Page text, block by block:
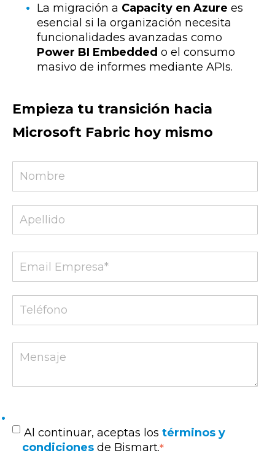
La migración a Capacity en Azure es
esencial si la organización necesita
funcionalidades avanzadas como
Power BI Embedded o el consumo
masivo de informes mediante APIs.
Empieza tu transición hacia
Microsoft Fabric hoy mismo
Al continuar, aceptas los términos y
condiciones de Bismart.*